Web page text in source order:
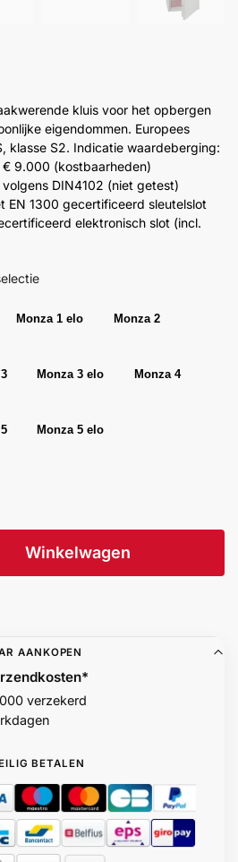
kluis voor het opbergen
eigendommen. Europees
klasse S2. Indicatie waardeberging:
9.000 (kostbaarheden)
DIN4102 (niet getest)
EN 1300 gecertificeerd sleutelslot
elektronisch slot (incl.
Monza 1 elo Monza 2
Monza 3 elo Monza 4
Monza 5 elo
Winkelwagen
AANKOPEN
verzekerd
BETALEN